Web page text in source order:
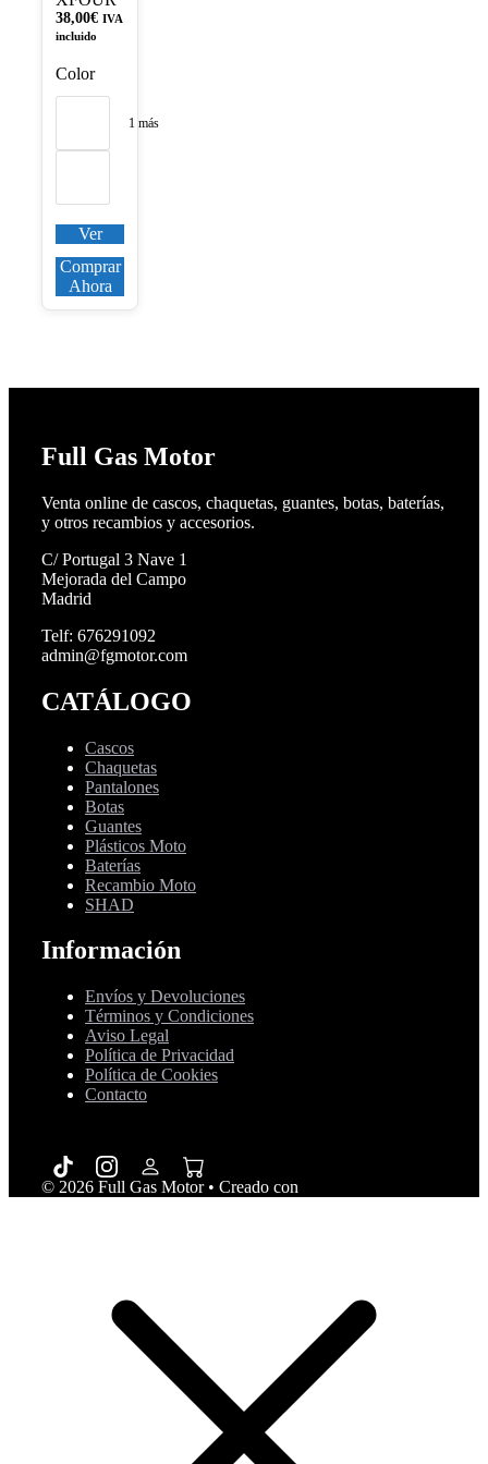
38,00€ IVA
incluido
Color
1 más
Ver
Comprar
Ahora
Full Gas Motor
Venta online de cascos, chaquetas, guantes, botas, baterías,
y otros recambios y accesorios.
C/ Portugal 3 Nave 1
Mejorada del Campo
Madrid
Telf: 676291092
admin@fgmotor.com
CATÁLOGO
Cascos
Chaquetas
Pantalones
Botas
Guantes
Plásticos Moto
Baterías
Recambio Moto
SHAD
Información
Envíos y Devoluciones
Términos y Condiciones
Aviso Legal
Política de Privacidad
Política de Cookies
Contacto
© 2026 Full Gas Motor• Creado con